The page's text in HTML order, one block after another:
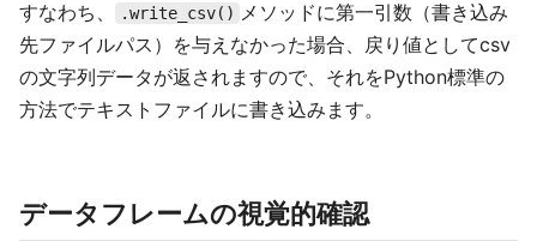
すなわち、 .write_csv() メソッドに第一引数（書き込み
先ファイルパス）を与えなかった場合、戻り値としてcsv
の文字列データが返されますので、それをPython標準の
方法でテキストファイルに書き込みます。
データフレームの視覚的確認